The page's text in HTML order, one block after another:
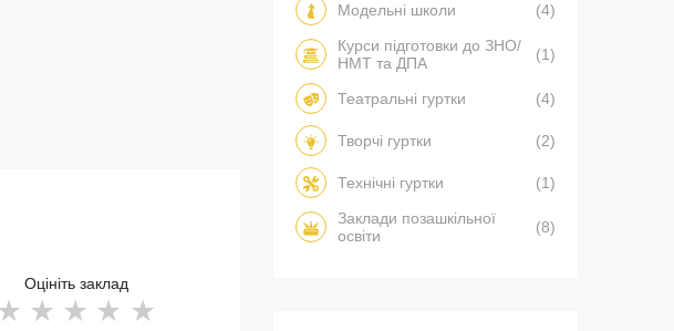
Оцініть заклад
Модельні школи
(4)
Курси підготовки до ЗНО/
НМТ та ДПА
(1)
Театральні гуртки (4)
Творчі гуртки (2)
Технічні гуртки
(1)
Заклади позашкільної
освіти
(8)